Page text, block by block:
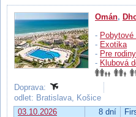
Omán,
-
- Exotika
- Pre
- Klubová
Doprava:
odlet: Bratislava, Košice
03.10.2026
8 dní